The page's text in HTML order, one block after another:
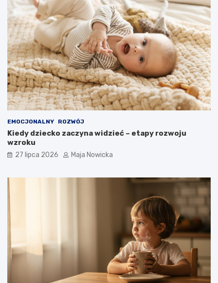
EMOCJONALNY ROZWÓJ
Kiedy dziecko zaczyna widzieć – etapy rozwoju
wzroku
27 lipca 2026 Maja Nowicka